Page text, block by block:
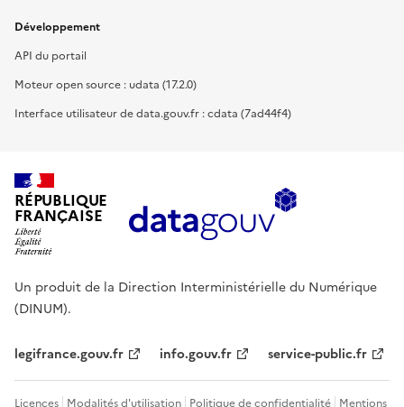
Développement
API du portail
Moteur open source : udata (17.2.0)
Interface utilisateur de data.gouv.fr : cdata (7ad44f4)
RÉPUBLIQUE
FRANÇAISE
Un produit de la Direction Interministérielle du Numérique
(DINUM).
legifrance.gouv.fr info.gouv.fr service-public.fr
Licences Modalités d'utilisation Politique de confidentialité Mentions